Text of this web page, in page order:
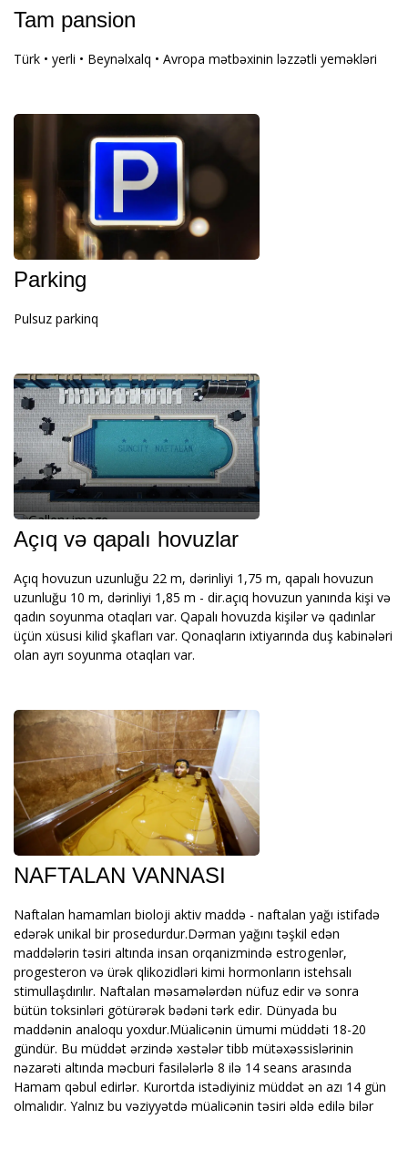
Tam pansion
Türk • yerli • Beynəlxalq • Avropa mətbəxinin ləzzətli yeməkləri
Parking
Pulsuz parkinq
Açıq və qapalı hovuzlar
Açıq hovuzun uzunluğu 22 m, dərinliyi 1,75 m, qapalı hovuzun
uzunluğu 10 m, dərinliyi 1,85 m - dir.açıq hovuzun yanında kişi və
qadın soyunma otaqları var. Qapalı hovuzda kişilər və qadınlar
üçün xüsusi kilid şkafları var. Qonaqların ixtiyarında duş kabinələri
olan ayrı soyunma otaqları var.
NAFTALAN VANNASI
Naftalan hamamları bioloji aktiv maddə - naftalan yağı istifadə
edərək unikal bir prosedurdur.Dərman yağını təşkil edən
maddələrin təsiri altında insan orqanizmində estrogenlər,
progesteron və ürək qlikozidləri kimi hormonların istehsalı
stimullaşdırılır. Naftalan məsamələrdən nüfuz edir və sonra
bütün toksinləri götürərək bədəni tərk edir. Dünyada bu
maddənin analoqu yoxdur.Müalicənin ümumi müddəti 18-20
gündür. Bu müddət ərzində xəstələr tibb mütəxəssislərinin
nəzarəti altında məcburi fasilələrlə 8 ilə 14 seans arasında
Hamam qəbul edirlər. Kurortda istədiyiniz müddət ən azı 14 gün
olmalıdır. Yalnız bu vəziyyətdə müalicənin təsiri əldə edilə bilər